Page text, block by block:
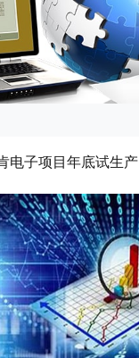
电子项目年底试生产